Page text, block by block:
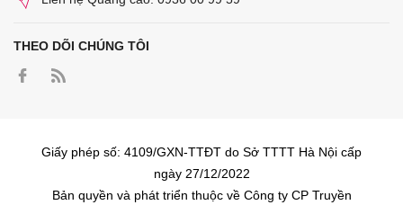
THEO DÕI CHÚNG TÔI
Giấy phép số: 4109/GXN-TTĐT do Sở TTTT Hà Nội cấp
ngày 27/12/2022
Bản quyền và phát triển thuộc về Công ty CP Truyền